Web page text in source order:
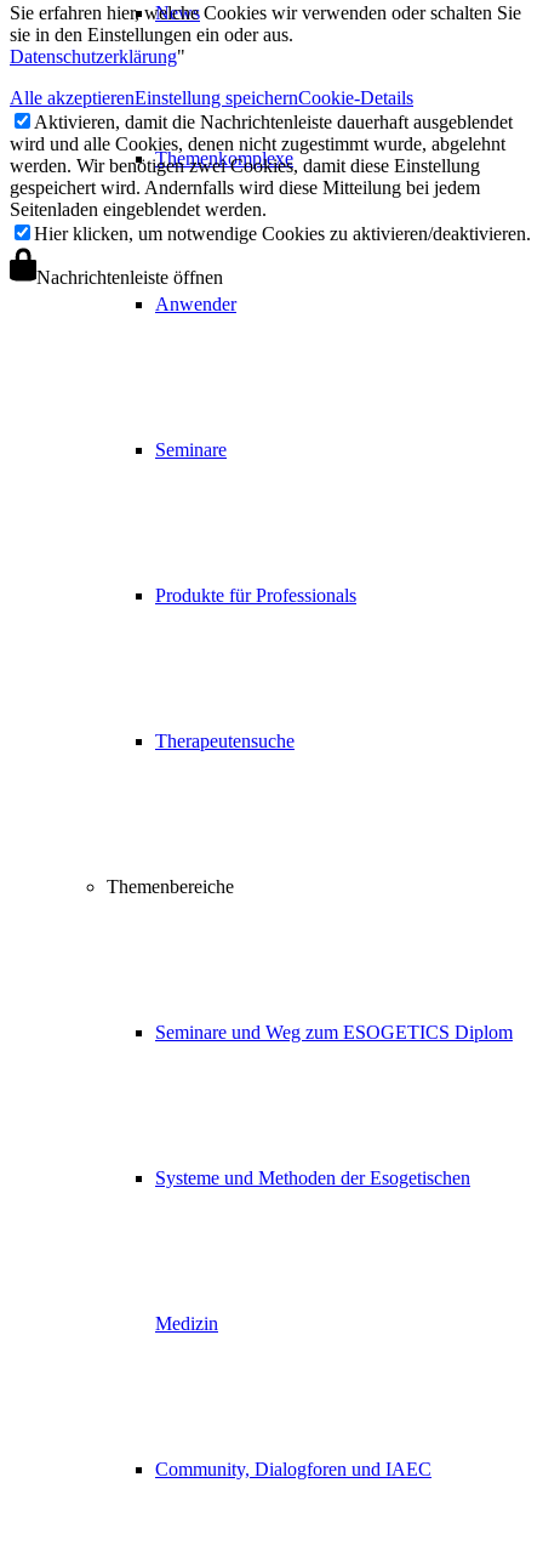
News
Themenkomplexe
Anwender
Seminare
Produkte für Professionals
Therapeutensuche
Themenbereiche
Seminare und Weg zum ESOGETICS Diplom
Systeme und Methoden der Esogetischen
Medizin
Community, Dialogforen und IAEC
Sie erfahren hier, welche Cookies wir verwenden oder schalten Sie
sie in den Einstellungen ein oder aus.
Datenschutzerklärung"
Alle akzeptierenEinstellung speichernCookie-Details
Aktivieren, damit die Nachrichtenleiste dauerhaft ausgeblendet
wird und alle Cookies, denen nicht zugestimmt wurde, abgelehnt
werden. Wir benötigen zwei Cookies, damit diese Einstellung
gespeichert wird. Andernfalls wird diese Mitteilung bei jedem
Seitenladen eingeblendet werden.
Hier klicken, um notwendige Cookies zu aktivieren/deaktivieren.
Nachrichtenleiste öffnen